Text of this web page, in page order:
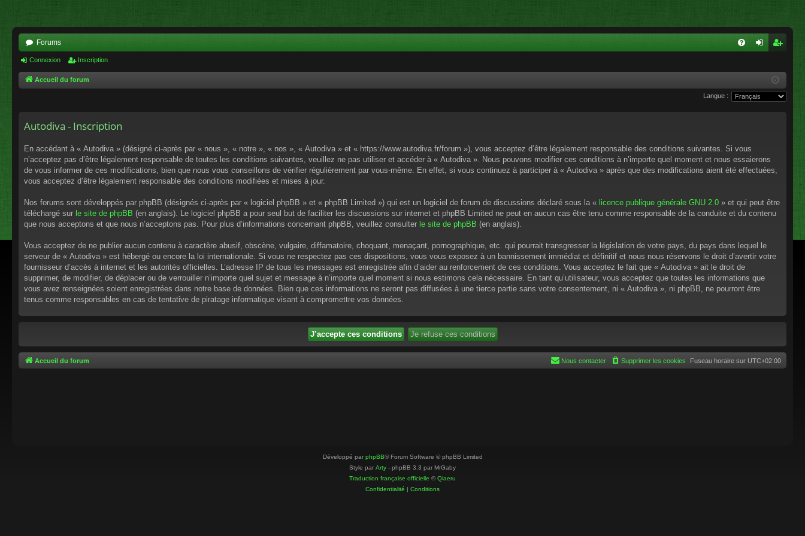
Forums
xi
cri
pti
Connexion Inscription
Accueil du forum
Langue :
Autodiva - Inscription
En accédant à « Autodiva » (désigné ci-après par « nous », « notre », « nos », « Autodiva » et « https://www.autodiva.fr/forum »), vous acceptez d’être légalement responsable des conditions suivantes. Si vous
n’acceptez pas d’être légalement responsable de toutes les conditions suivantes, veuillez ne pas utiliser et accéder à « Autodiva ». Nous pouvons modifier ces conditions à n’importe quel moment et nous essaierons
de vous informer de ces modifications, bien que nous vous conseillons de vérifier régulièrement par vous-même. En effet, si vous continuez à participer à « Autodiva » après que des modifications aient été effectuées,
vous acceptez d’être légalement responsable des conditions modifiées et mises à jour.
Nos forums sont développés par phpBB (désignés ci-après par « logiciel phpBB » et « phpBB Limited ») qui est un logiciel de forum de discussions déclaré sous la « licence publique générale GNU 2.0 » et qui peut être
téléchargé sur le site de phpBB (en anglais). Le logiciel phpBB a pour seul but de faciliter les discussions sur internet et phpBB Limited ne peut en aucun cas être tenu comme responsable de la conduite et du contenu
que nous acceptons et que nous n’acceptons pas. Pour plus d’informations concernant phpBB, veuillez consulter le site de phpBB (en anglais).
Vous acceptez de ne publier aucun contenu à caractère abusif, obscène, vulgaire, diffamatoire, choquant, menaçant, pornographique, etc. qui pourrait transgresser la législation de votre pays, du pays dans lequel le
serveur de « Autodiva » est hébergé ou encore la loi internationale. Si vous ne respectez pas ces dispositions, vous vous exposez à un bannissement immédiat et définitif et nous nous réservons le droit d’avertir votre
fournisseur d’accès à internet et les autorités officielles. L’adresse IP de tous les messages est enregistrée afin d’aider au renforcement de ces conditions. Vous acceptez le fait que « Autodiva » ait le droit de
supprimer, de modifier, de déplacer ou de verrouiller n’importe quel sujet et message à n’importe quel moment si nous estimons cela nécessaire. En tant qu’utilisateur, vous acceptez que toutes les informations que
vous avez renseignées soient enregistrées dans notre base de données. Bien que ces informations ne seront pas diffusées à une tierce partie sans votre consentement, ni « Autodiva », ni phpBB, ne pourront être
tenus comme responsables en cas de tentative de piratage informatique visant à compromettre vos données.
Accueil du forum Fuseau horaire sur UTC+02:00
Supprimer les cookies
Nous contacter
Développé par phpBB® Forum Software © phpBB Limited
Style par Arty - phpBB 3.3 par MrGaby
Traduction française officielle ©Qiaeru
Confidentialité | Conditions